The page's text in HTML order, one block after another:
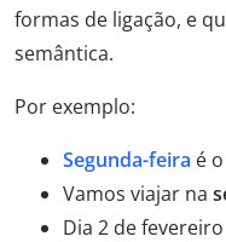
formas de ligação, e
semântica.
Por exemplo:
Segunda-feira é
Vamos viajar na
Dia 2 de